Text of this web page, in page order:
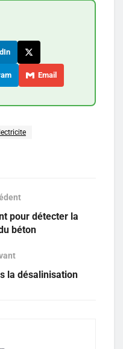
Email
pour détecter la
béton
la désalinisation